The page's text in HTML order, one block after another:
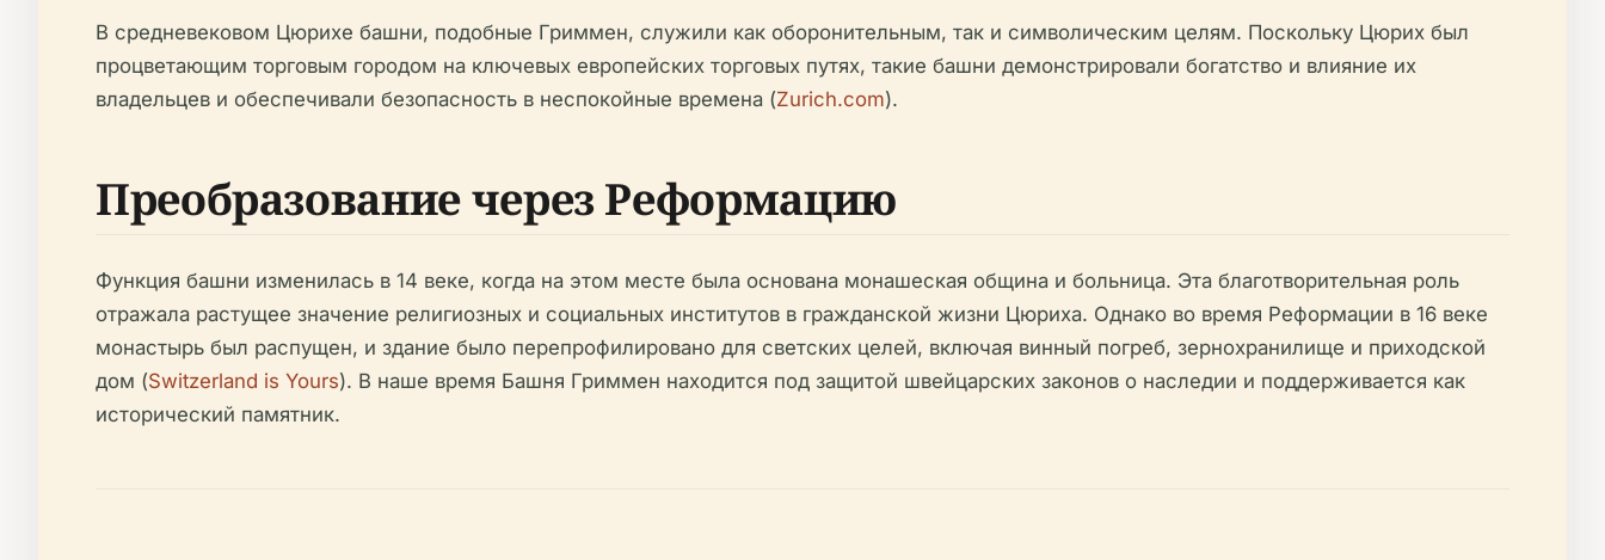
В средневековом Цюрихе башни, подобные Гриммен, служили как оборонительным, так и символическим целям. Поскольку Цюрих был
процветающим торговым городом на ключевых европейских торговых путях, такие башни демонстрировали богатство и влияние их
владельцев и обеспечивали безопасность в неспокойные времена (Zurich.com).
Преобразование через Реформацию
Функция башни изменилась в 14 веке, когда на этом месте была основана монашеская община и больница. Эта благотворительная роль
отражала растущее значение религиозных и социальных институтов в гражданской жизни Цюриха. Однако во время Реформации в 16 веке
монастырь был распущен, и здание было перепрофилировано для светских целей, включая винный погреб, зернохранилище и приходской
дом (Switzerland is Yours). В наше время Башня Гриммен находится под защитой швейцарских законов о наследии и поддерживается как
исторический памятник.